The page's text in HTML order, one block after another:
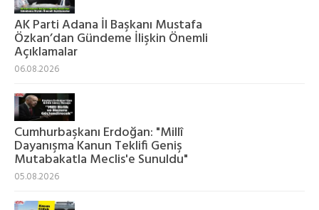
AK Parti Adana İl Başkanı Mustafa
Özkan’dan Gündeme İlişkin Önemli
Açıklamalar
06.08.2026
Cumhurbaşkanı Erdoğan: "Millî
Dayanışma Kanun Teklifi Geniş
Mutabakatla Meclis'e Sunuldu"
05.08.2026